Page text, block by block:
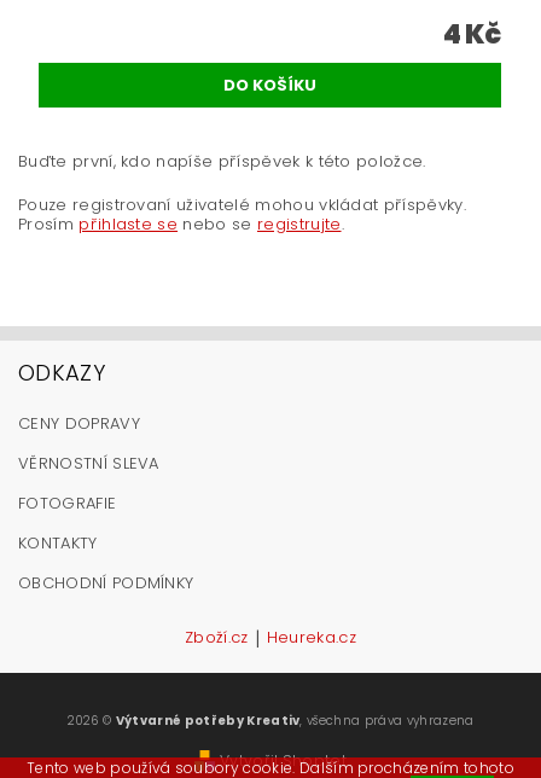
4 Kč
Buďte první, kdo napíše příspěvek k této položce.
Pouze registrovaní uživatelé mohou vkládat příspěvky.
Prosím přihlaste se nebo se registrujte.
ODKAZY
CENY DOPRAVY
VĚRNOSTNÍ SLEVA
FOTOGRAFIE
KONTAKTY
OBCHODNÍ PODMÍNKY
Zboží.cz | Heureka.cz
2026 © Výtvarné potřeby Kreativ, všechna práva vyhrazena
Vytvořil Shoptet
Tento web používá soubory cookie. Dalším procházením tohoto